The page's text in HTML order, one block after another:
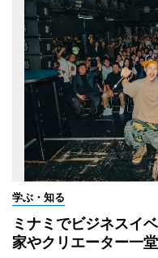
学ぶ・知る
ミナミでビジネスイ
家やクリエーター一